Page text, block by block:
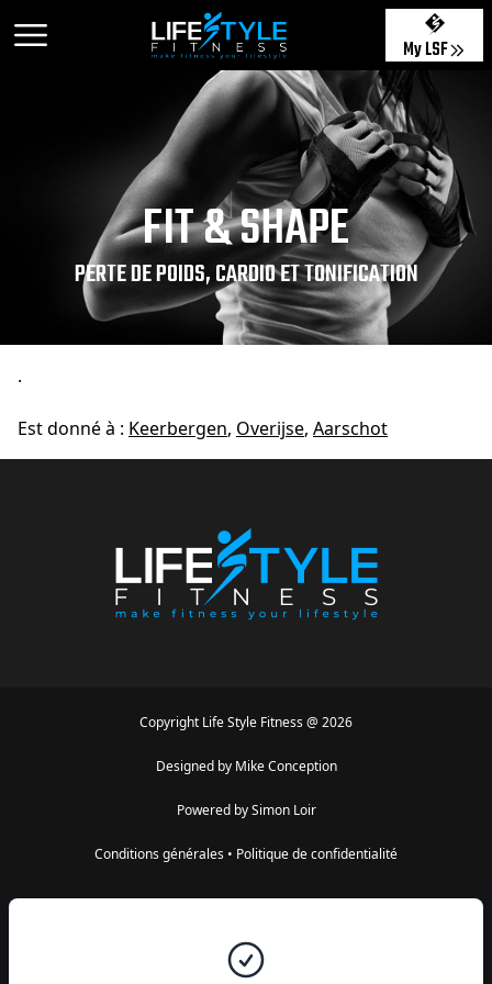
My LSF
FIT & SHAPE
PERTE DE POIDS, CARDIO ET TONIFICATION
.
Est donné à : Keerbergen, Overijse, Aarschot
Copyright Life Style Fitness @ 2026
Designed by Mike Conception
Powered by Simon Loir
Conditions générales • Politique de confidentialité